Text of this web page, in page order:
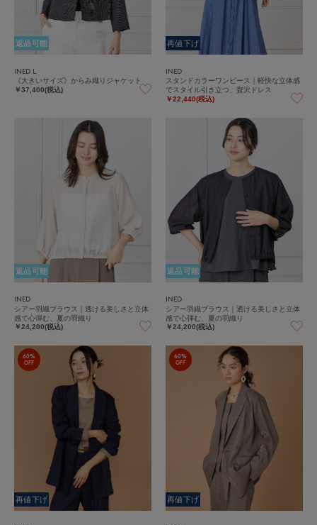
返品可能
INED L
《大きいサイズ》からみ織りジャケット
￥37,400(税込)
再値下げ
INED
スタンドカラーワンピース｜軽快な立体感
でスタイル引き立つ、贅沢ドレス
￥22,440(税込)
返品可能
INED
シアー羽織ブラウス｜透ける美しさと立体
感で心弾む、夏の羽織り
￥24,200(税込)
返品可能
INED
シアー羽織ブラウス｜透ける美しさと立体
感で心弾む、夏の羽織り
￥24,200(税込)
60%
OFF
再値下げ
60%
OFF
再値下げ